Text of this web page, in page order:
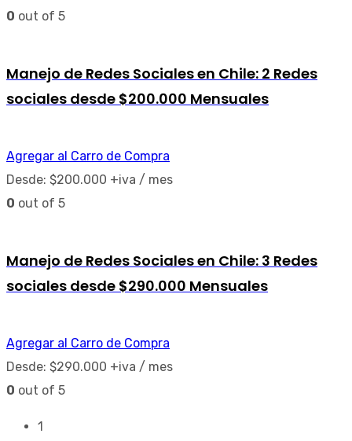
0 out of 5
Manejo de Redes Sociales en Chile: 2 Redes
sociales desde $200.000 Mensuales
Agregar al Carro de Compra
Desde: $200.000 +iva / mes
0 out of 5
Manejo de Redes Sociales en Chile: 3 Redes
sociales desde $290.000 Mensuales
Agregar al Carro de Compra
Desde: $290.000 +iva / mes
0 out of 5
1